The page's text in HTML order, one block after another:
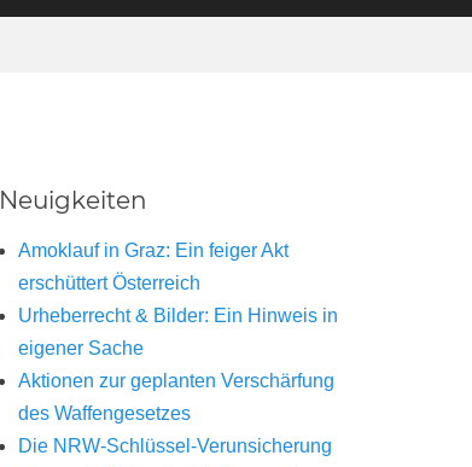
Neuigkeiten
Amoklauf in Graz: Ein feiger Akt
erschüttert Österreich
Urheberrecht & Bilder: Ein Hinweis in
eigener Sache
Aktionen zur geplanten Verschärfung
des Waffengesetzes
Die NRW-Schlüssel-Verunsicherung